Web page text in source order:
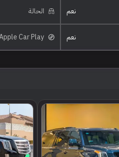
نعم الحالة
نعم